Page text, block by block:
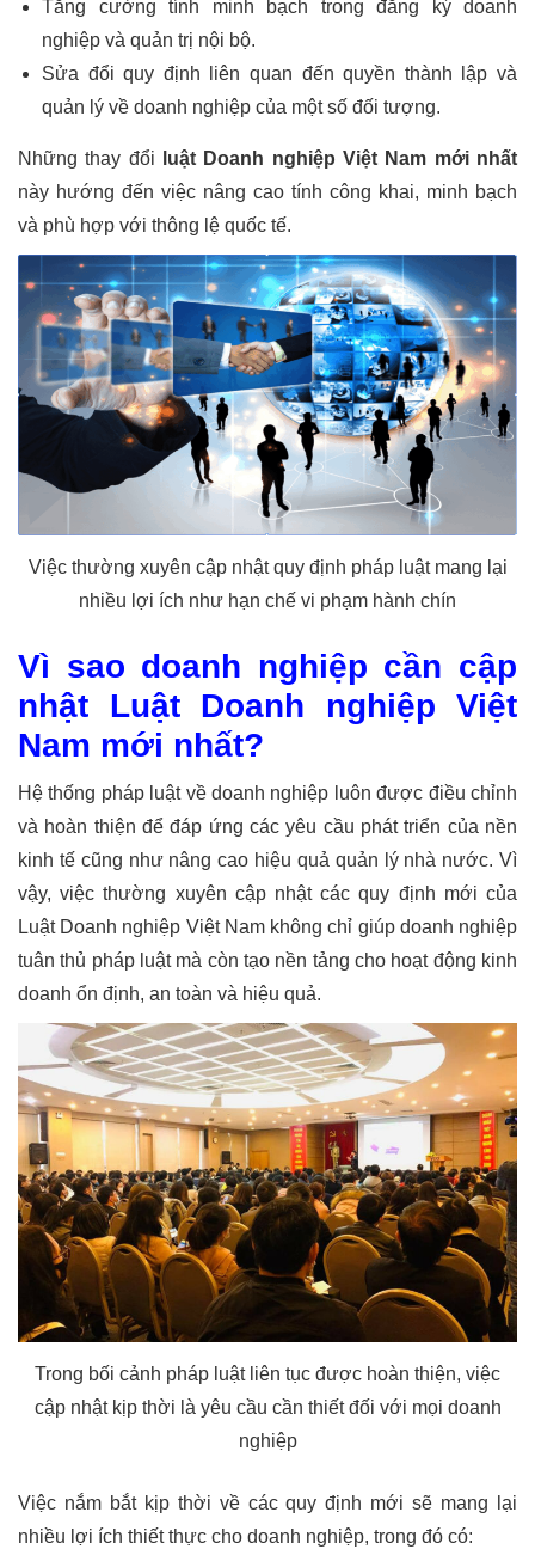
Tăng cường tính minh bạch trong đăng ký doanh
nghiệp và quản trị nội bộ.
Sửa đổi quy định liên quan đến quyền thành lập và
quản lý về doanh nghiệp của một số đối tượng.
Những thay đổi
luật Doanh nghiệp Việt Nam mới nhất
này hướng đến việc nâng cao tính công khai, minh bạch
và phù hợp với thông lệ quốc tế.
Việc thường xuyên cập nhật quy định pháp luật mang lại
nhiều lợi ích như hạn chế vi phạm hành chín
Vì sao doanh nghiệp cần cập
nhật Luật Doanh nghiệp Việt
Nam mới nhất?
Hệ thống pháp luật về doanh nghiệp luôn được điều chỉnh
và hoàn thiện để đáp ứng các yêu cầu phát triển của nền
kinh tế cũng như nâng cao hiệu quả quản lý nhà nước. Vì
vậy, việc thường xuyên cập nhật các quy định mới của
Luật Doanh nghiệp Việt Nam không chỉ giúp doanh nghiệp
tuân thủ pháp luật mà còn tạo nền tảng cho hoạt động kinh
doanh ổn định, an toàn và hiệu quả.
Trong bối cảnh pháp luật liên tục được hoàn thiện, việc
cập nhật kịp thời là yêu cầu cần thiết đối với mọi doanh
nghiệp
Việc nắm bắt kịp thời về các quy định mới sẽ mang lại
nhiều lợi ích thiết thực cho doanh nghiệp, trong đó có: